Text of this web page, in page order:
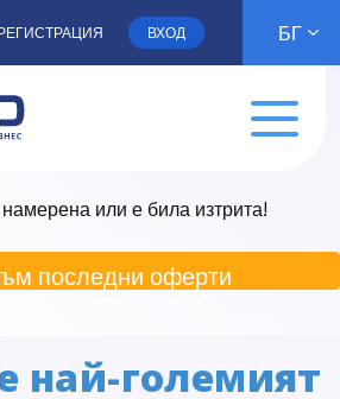
ВХОД БГ
или е била изтрита!
последни оферти
най-големият